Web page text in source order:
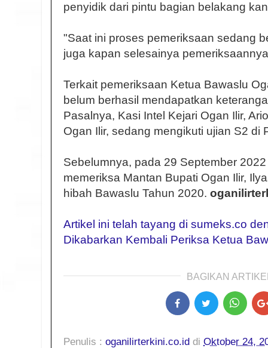
penyidik dari pintu bagian belakang
"Saat ini proses pemeriksaan sedang
juga kapan selesainya
Terkait pemeriksaan Ketua Bawaslu
belum berhasil mendapatkan
Pasalnya, Kasi Intel Kejari Ogan Ilir,
Ogan Ilir, sedang mengikuti ujian S2 di
Sebelumnya, pada 29 September
memeriksa Mantan Bupati Ogan Ilir,
hibah Bawaslu Tahun 2020.
Artikel ini telah tayang di sumeks.co
Dikabarkan Kembali Periksa Ketua
BAGIKAN
Penulis : oganilirterkini.co.id di Oktober 24,